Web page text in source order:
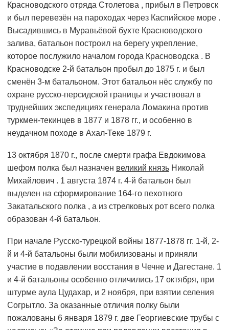
Красноводского отряда Столетова , прибыл в Петровск
и был перевезён на пароходах через Каспийское море .
Высадившись в Муравьёвой бухте Красноводского
залива, батальон построил на берегу укрепление,
которое послужило началом города Красноводска . В
Красноводске 2-й батальон пробыл до 1875 г. и был
сменён 3-м батальоном. Этот батальон нёс службу по
охране русско-персидской границы и участвовал в
труднейших экспедициях генерала Ломакина против
туркмен-текинцев в 1877 и 1878 гг., и особенно в
неудачном походе в Ахал-Теке 1879 г.
13 октября 1870 г., после смерти графа Евдокимова
шефом полка был назначен великий князь Николай
Михайлович . 1 августа 1874 г. 4-й батальон был
выделен на сформирование 164-го пехотного
Закатальского полка , а из стрелковых рот всего полка
образован 4-й батальон.
При начале Русско-турецкой войны 1877-1878 гг. 1-й, 2-
й и 4-й батальоны были мобилизованы и приняли
участие в подавлении восстания в Чечне и Дагестане. 1
и 4-й батальоны особенно отличились 17 октября, при
штурме аула Цудахар, и 2 ноября, при взятии селения
Согрытло. За оказанные отличия полку были
пожалованы 6 января 1879 г. две Георгиевские трубы с